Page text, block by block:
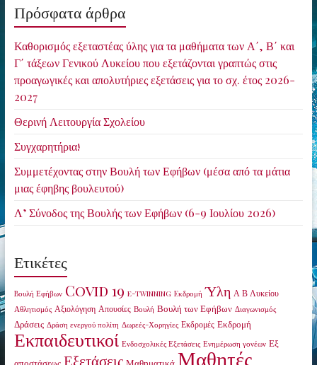
Πρόσφατα άρθρα
Καθορισμός εξεταστέας ύλης για τα μαθήματα των Α΄, Β΄ και
Γ΄ τάξεων Γενικού Λυκείου που εξετάζονται γραπτώς στις
προαγωγικές και απολυτήριες εξετάσεις για το σχ. έτος 2026-
2027
Θερινή Λειτουργία Σχολείου
Συγχαρητήρια!
Συμμετέχοντας στην Βουλή των Εφήβων (μέσα από τα μάτια
μιας έφηβης βουλευτού)
Λ’ Σύνοδος της Βουλής των Εφήβων (6-9 Ιουλίου 2026)
Ετικέτες
Bουλή Εφήβων Covid 19 e-twinning Eκδρομή Ύλη Α Β Λυκείου
Αθλητισμός Αξιολόγηση Απουσίες Βουλή Βουλή των Εφήβων Διαγωνισμός
Δράσεις Δράση ενεργού πολίτη Δωρεές-Χορηγίες Εκδρομές Εκδρομή
Εκπαιδευτικοί Ενδοσχολικές Εξετάσεις Ενημέρωση γονέων Εξ
αποστάσεως Εξετάσεις Μαθηματικά Μαθητές